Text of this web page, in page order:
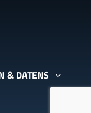
& DATENS